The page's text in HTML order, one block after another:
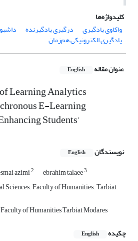
کلیدواژه‌ها
واکاوی یادگیری
درگیری یادگیرنده
یادگیری الکترونیکی هم‌زمان
عنوان مقاله English
Learning Analytics
E-Learning
Students’
نویسندگان English
azimi2 ebrahim talaee3
Sciences. Faculty of Humanities. Tarbiat
of Humanities Tarbiat Modares
چکیده
English